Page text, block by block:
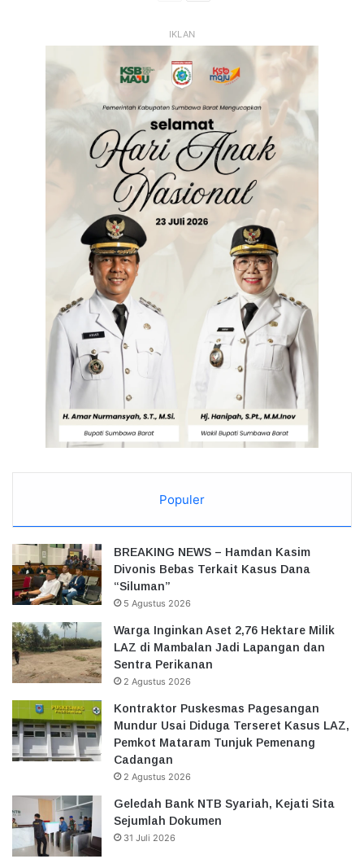
IKLAN
Populer
BREAKING NEWS – Hamdan Kasim
Divonis Bebas Terkait Kasus Dana
“Siluman”
5 Agustus 2026
Warga Inginkan Aset 2,76 Hektare Milik
LAZ di Mambalan Jadi Lapangan dan
Sentra Perikanan
2 Agustus 2026
Kontraktor Puskesmas Pagesangan
Mundur Usai Diduga Terseret Kasus LAZ,
Pemkot Mataram Tunjuk Pemenang
Cadangan
2 Agustus 2026
Geledah Bank NTB Syariah, Kejati Sita
Sejumlah Dokumen
31 Juli 2026